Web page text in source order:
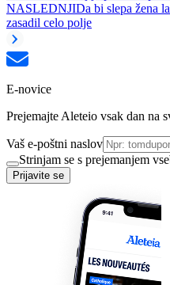
NASLEDNJIDa bi slepa žena
zasadil celo polje
E-novice
Prejemajte Aleteio vsak dan na
Vaš e-poštni naslov
Strinjam se s prejemanjem
Prijavite se